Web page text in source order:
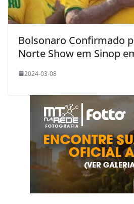
Bolsonaro Confirmado
Norte Show em Sinop
2024-03-08